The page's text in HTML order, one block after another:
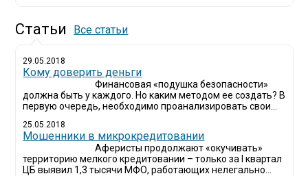
Статьи Все статьи
29.05.2018
Кому доверить деньги
Финансовая «подушка безопасности»
должна быть у каждого. Но каким методом ее создать? В
первую очередь, необходимо проанализировать свои...
25.05.2018
Мошенники в микрокредитовании
Аферисты продолжают «окучивать»
территорию мелкого кредитовании – только за I квартал
ЦБ выявил 1,3 тысячи МФО, работающих нелегально...